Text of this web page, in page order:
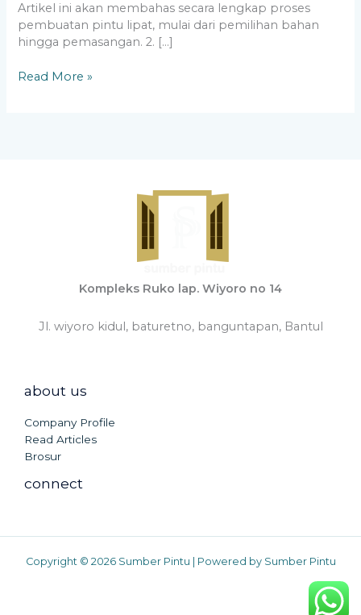
Artikel ini akan membahas secara lengkap proses
pembuatan pintu lipat, mulai dari pemilihan bahan
hingga pemasangan. 2. […]
Read More »
Kompleks Ruko lap. Wiyoro no 14
Jl. wiyoro kidul, baturetno, banguntapan, Bantul
about us
Company Profile
Read Articles
Brosur
connect
Copyright © 2026 Sumber Pintu | Powered by Sumber Pintu